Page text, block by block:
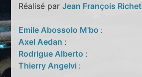
Réalisé parJean François Richet
Emile Abossolo M'bo :
Axel Aedan :
Rodrigue Alberto :
Thierry Angelvi :